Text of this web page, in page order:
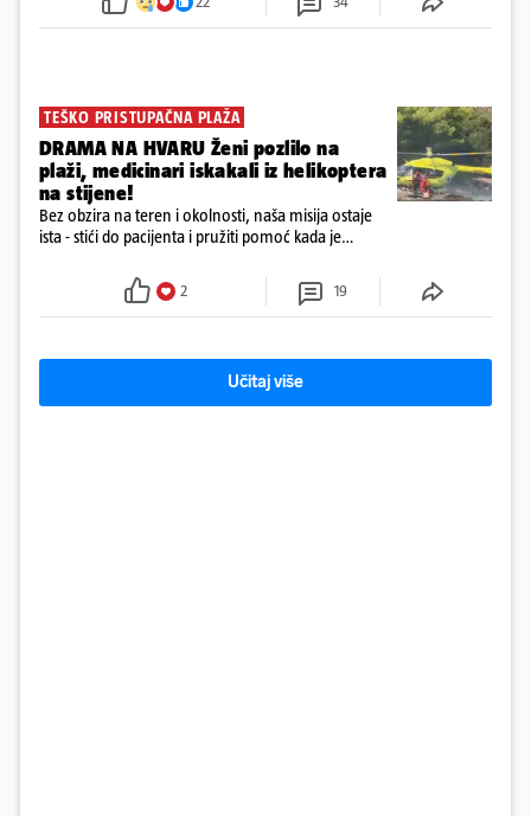
TEŠKO PRISTUPAČNA PLAŽA
DRAMA NA HVARU Ženi pozlilo na
plaži, medicinari iskakali iz helikoptera
na stijene!
Bez obzira na teren i okolnosti, naša misija ostaje
ista - stići do pacijenta i pružiti pomoć kada je
2 19
Učitaj više